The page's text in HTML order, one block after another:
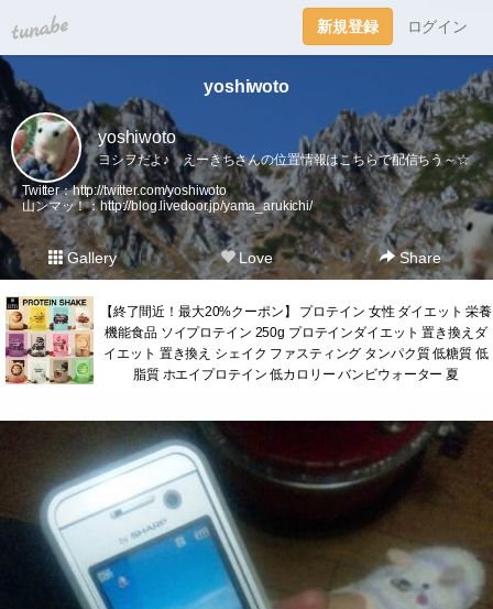
tuna.be 新規登録 ログイン
yoshiwoto
yoshiwoto
ヨシヲだよ♪ えーきちさんの位置情報はこちらで配信ちう～☆
Twitter：http://twitter.com/yoshiwoto
山ンマッ！：http://blog.livedoor.jp/yama_arukichi/
Gallery Love Share
【終了間近！最大20%クーポン】 プロテイン 女性 ダイエット 栄養
機能食品 ソイプロテイン 250g プロテインダイエット 置き換えダ
イエット 置き換え シェイク ファスティング タンパク質 低糖質 低
脂質 ホエイプロテイン 低カロリー バンビウォーター 夏